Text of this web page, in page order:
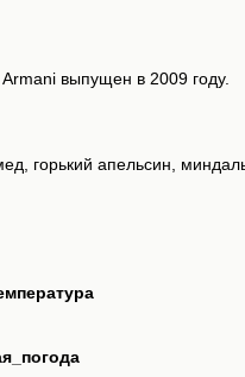
выпущен в 2009 году.
горький апельсин,